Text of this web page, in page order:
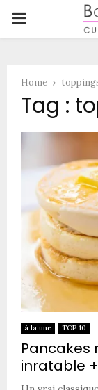
PRIMARY
Home
Tag :
à la une TOP 10
Pancakes
inratable